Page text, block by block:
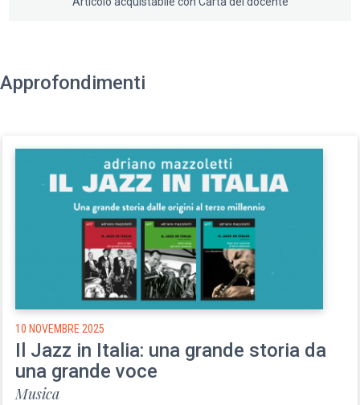
Approfondimenti
10 NOVEMBRE 2025
Il Jazz in Italia: una grande storia da
una grande voce
Musica